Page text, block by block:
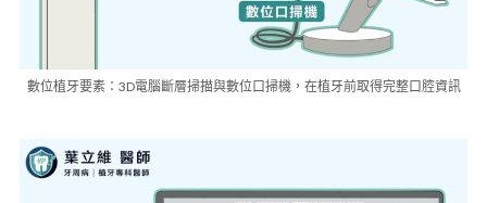
數位植牙要素：3D電腦斷層掃描與數位口掃機，在植牙前取得完整口腔資訊